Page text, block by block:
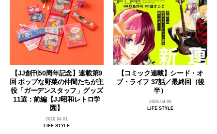
【JJ創刊50周年記念】連載第9
回 ポップな野菜の仲間たちが主
役「ガーデンスタッフ」グッズ
11選：前編【JJ昭和レトロ学
園】
2026.04.01
LIFE STYLE
【コミック連載】シード・オ
ブ・ライフ 37話／最終回（後
半）
2026.04.09
LIFE STYLE